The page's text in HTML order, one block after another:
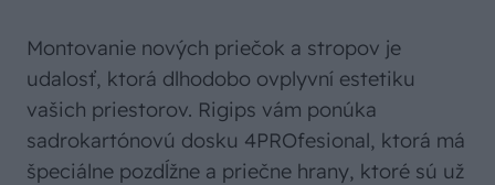
Montovanie nových priečok a stropov je
udalosť, ktorá dlhodobo ovplyvní estetiku
vašich priestorov. Rigips vám ponúka
sadrokartónovú dosku 4PROfesional, ktorá má
špeciálne pozdĺžne a priečne hrany, ktoré sú už